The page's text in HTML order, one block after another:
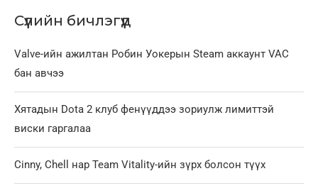
Сүүлийн бичлэгүүд
Valve-ийн ажилтан Робин Уокерын Steam аккаунт VAC
бан авчээ
Хятадын Dota 2 клуб фенүүддээ зориулж лимиттэй
виски гаргалаа
Cinny, Chell нар Team Vitality-ийн зүрх болсон түүх